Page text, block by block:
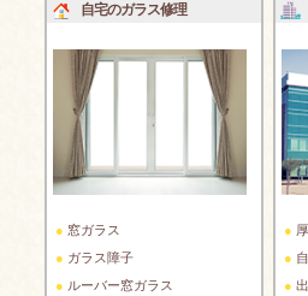
自宅のガラス修理
窓ガラス
ガラス障子
ルーバー窓ガラス